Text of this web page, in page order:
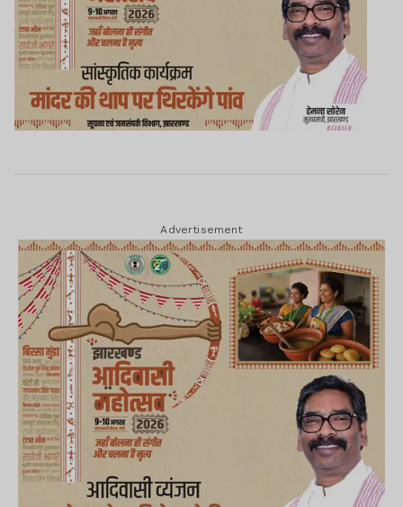
Advertisement